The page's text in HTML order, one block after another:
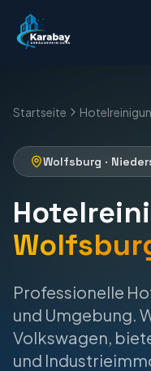
Startseite
Wolfsburg ·
Professionelle
und Umgebung.
Volkswagen,
und